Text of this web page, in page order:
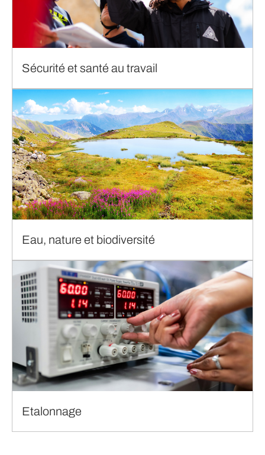
Sécurité et santé au travail
Eau, nature et biodiversité
Etalonnage